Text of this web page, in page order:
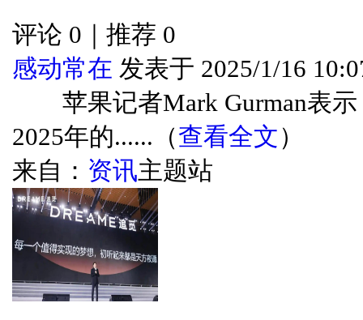
评论 0｜推荐 0
感动常在 发表于 2025/1/16
苹果记者Mark Gurman表示
2025年的......（查看全文 ）
来自： 资讯主题站